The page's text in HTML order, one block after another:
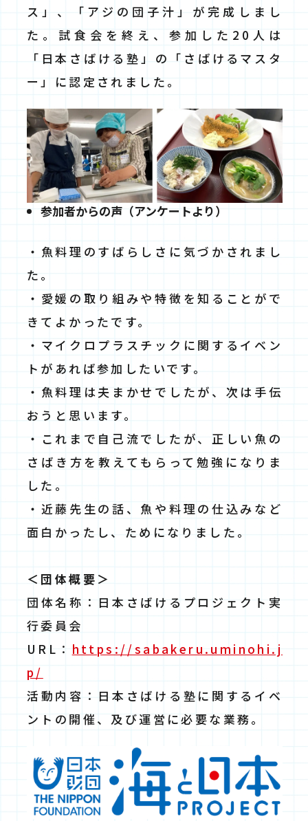
ス」、「アジの団子汁」が完成しまし
た。試食会を終え、参加した20人は
「日本さばける塾」の「さばけるマスタ
ー」に認定されました。
参加者からの声（アンケートより）
・魚料理のすばらしさに気づかされまし
た。
・愛媛の取り組みや特徴を知ることがで
きてよかったです。
・マイクロプラスチックに関するイベン
トがあれば参加したいです。
・魚料理は夫まかせでしたが、次は手伝
おうと思います。
・これまで自己流でしたが、正しい魚の
さばき方を教えてもらって勉強になりま
した。
・近藤先生の話、魚や料理の仕込みなど
面白かったし、ためになりました。
＜団体概要＞
団体名称：日本さばけるプロジェクト実
行委員会
URL： https://sabakeru.uminohi.j
p/
活動内容：日本さばける塾に関するイベ
ントの開催、及び運営に必要な業務。